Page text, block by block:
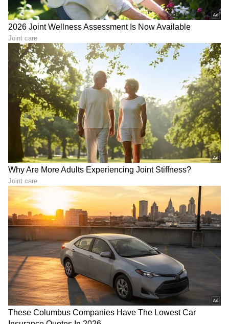
6
6
Image Credit :Samsung
5000mAh ಬ್ಯಾಟರಿ
Galaxy A27 5Gಗೆ 5000mAh ಬ್ಯಾಟರಿ, ಆರು ವರ್ಷಗಳ
Android OS ಹಾಗೂ ಸೆಕ್ಯೂರಿಟಿ ಅಪ್‌ಡೇಟ್‌ಗಳು
ಇದರಲ್ಲಿದೆ. Samsung Knox ಭದ್ರತಾ ವ್ಯವಸ್ಥೆಯ ಬೆಂಬಲ
ದೊರೆಯುತ್ತದೆ. ಜೊತೆಗೆ, Samsung Wallet ಮೂಲಕ Tap
& Pay, UPI ಪಾವತಿಗಳು ಹಾಗೂ ಡಿಜಿಟಲ್ ಗುರುತಿನ
ಚೀಟಿಗಳನ್ನು ಸುರಕ್ಷಿತವಾಗಿ ಸಂಗ್ರಹಿಸುವ ಸೌಲಭ್ಯವೂ
ಲಭ್ಯವಿದೆ.
LATEST VIDEOS